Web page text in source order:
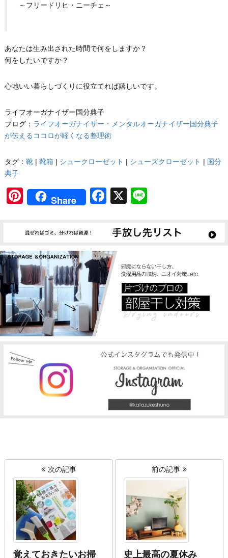
～フリードリヒ・ニーチェ～
あなたは生み出された時間で何をしますか？
何をしたいですか？
心地いい暮らしづくりに役立てれば嬉しいです。
ライフオーガナイザー国分典子
ブログ： ライフオーガナイザー・メンタルオーガナイザー国分典子
が伝えるココロが軽くなる整理術
タグ： 靴| 靴箱| シュークローゼット | シューズクローゼット | 国分
典子
Pinterest
Share Facebook
X
次の記事
覚えておきたいお掃
前の記事
史上最高の夏休み